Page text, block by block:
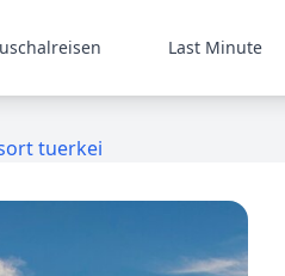
Last Minute
tuerkei